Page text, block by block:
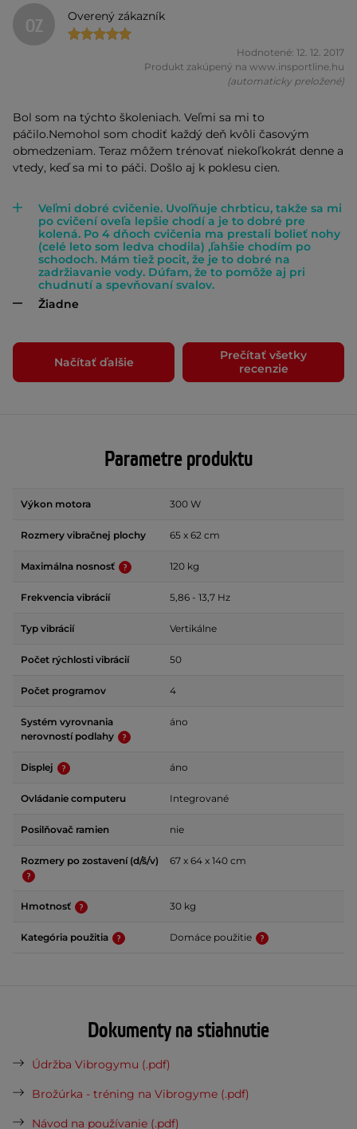
OZ Overený zákazník
Hodnotené: 12. 12. 2017
Produkt zakúpený na www.insportline.hu
(automaticky preložené)
Bol som na týchto školeniach. Veľmi sa mi to
páčilo.Nemohol som chodiť každý deň kvôli časovým
obmedzeniam. Teraz môžem trénovať niekoľkokrát denne a
vtedy, keď sa mi to páči. Došlo aj k poklesu cien.
Veľmi dobré cvičenie. Uvoľňuje chrbticu, takže sa mi
po cvičení oveľa lepšie chodí a je to dobré pre
kolená. Po 4 dňoch cvičenia ma prestali bolieť nohy
(celé leto som ledva chodila) ,ľahšie chodím po
schodoch. Mám tiež pocit, že je to dobré na
zadržiavanie vody. Dúfam, že to pomôže aj pri
chudnutí a spevňovaní svalov.
Žiadne
Načítať ďalšie
Prečítať všetky
recenzie
Parametre produktu
Výkon motora 300 W
Rozmery vibračnej plochy 65 x 62 cm
Maximálna nosnosť 120 kg
Frekvencia vibrácií 5,86 - 13,7 Hz
Typ vibrácií Vertikálne
Počet rýchlosti vibrácií 50
Počet programov 4
Systém vyrovnania
nerovností podlahy
áno
Displej áno
Ovládanie computeru Integrované
Posilňovač ramien nie
Rozmery po zostavení (d/š/v) 67 x 64 x 140 cm
Hmotnosť 30 kg
Kategória použitia Domáce použitie
Dokumenty na stiahnutie
Údržba Vibrogymu (.pdf)
Brožúrka - tréning na Vibrogyme (.pdf)
Návod na používanie (.pdf)